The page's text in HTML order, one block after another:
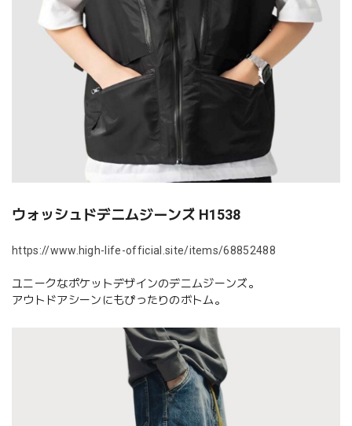
ウォッシュドデニムジーンズ H1538
https://www.high-life-official.site/items/68852488
ユニークなポケットデザインのデニムジーンズ。
アウトドアシーンにもぴったりのボトム。